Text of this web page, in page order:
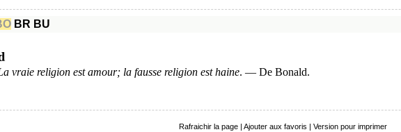
BR BU
vraie religion est amour; la fausse religion est haine. — De Bonald.
Rafraichir la page | Ajouter aux favoris | Version pour imprimer